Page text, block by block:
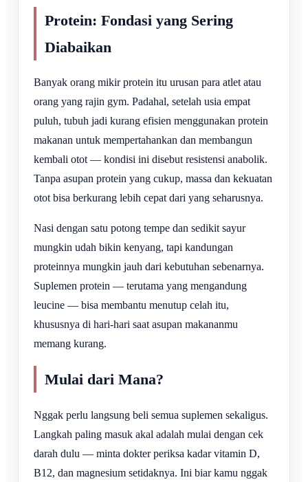
Protein: Fondasi yang Sering
Diabaikan
Banyak orang mikir protein itu urusan para atlet atau
orang yang rajin gym. Padahal, setelah usia empat
puluh, tubuh jadi kurang efisien menggunakan protein
makanan untuk mempertahankan dan membangun
kembali otot — kondisi ini disebut resistensi anabolik.
Tanpa asupan protein yang cukup, massa dan kekuatan
otot bisa berkurang lebih cepat dari yang seharusnya.
Nasi dengan satu potong tempe dan sedikit sayur
mungkin udah bikin kenyang, tapi kandungan
proteinnya mungkin jauh dari kebutuhan sebenarnya.
Suplemen protein — terutama yang mengandung
leucine — bisa membantu menutup celah itu,
khususnya di hari-hari saat asupan makananmu
memang kurang.
Mulai dari Mana?
Nggak perlu langsung beli semua suplemen sekaligus.
Langkah paling masuk akal adalah mulai dengan cek
darah dulu — minta dokter periksa kadar vitamin D,
B12, dan magnesium setidaknya. Ini biar kamu nggak